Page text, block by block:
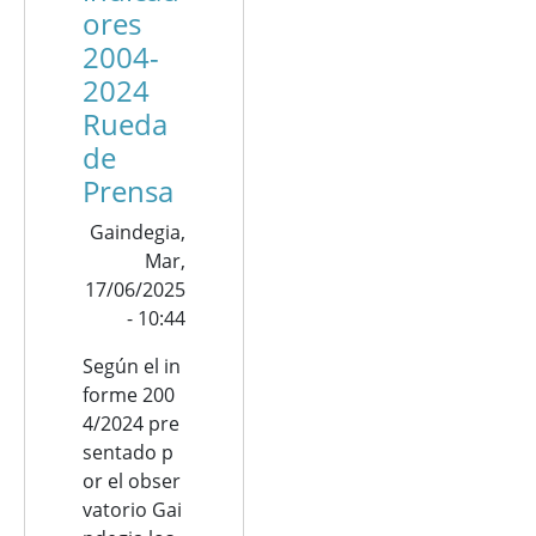
ores
2004-
2024
Rueda
de
Prensa
Gaindegia,
Mar,
17/06/2025
- 10:44
Según el in
forme200
4/2024 pre
sentado p
or el obser
vatorio Gai